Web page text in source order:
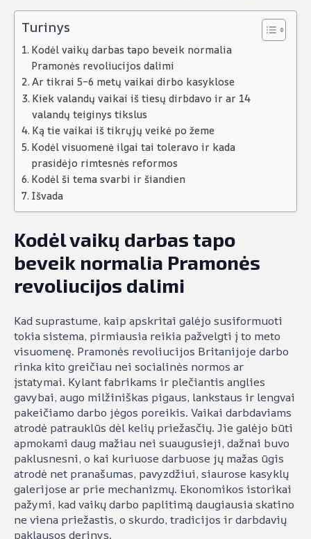
Turinys
Kodėl vaikų darbas tapo beveik normalia
Pramonės revoliucijos dalimi
Ar tikrai 5–6 metų vaikai dirbo kasyklose
Kiek valandų vaikai iš tiesų dirbdavo ir ar 14
valandų teiginys tikslus
Ką tie vaikai iš tikrųjų veikė po žeme
Kodėl visuomenė ilgai tai toleravo ir kada
prasidėjo rimtesnės reformos
Kodėl ši tema svarbi ir šiandien
Išvada
Kodėl vaikų darbas tapo
beveik normalia Pramonės
revoliucijos dalimi
Kad suprastume, kaip apskritai galėjo susiformuoti
tokia sistema, pirmiausia reikia pažvelgti į to meto
visuomenę. Pramonės revoliucijos Britanijoje darbo
rinka kito greičiau nei socialinės normos ar
įstatymai. Kylant fabrikams ir plečiantis anglies
gavybai, augo milžiniškas pigaus, lankstaus ir lengvai
pakeičiamo darbo jėgos poreikis. Vaikai darbdaviams
atrodė patrauklūs dėl kelių priežasčių. Jie galėjo būti
apmokami daug mažiau nei suaugusieji, dažnai buvo
paklusnesni, o kai kuriuose darbuose jų mažas ūgis
atrodė net pranašumas, pavyzdžiui, siaurose kasyklų
galerijose ar prie mechanizmų. Ekonomikos istorikai
pažymi, kad vaikų darbo paplitimą daugiausia skatino
ne viena priežastis, o skurdo, tradicijos ir darbdavių
paklausos derinys.